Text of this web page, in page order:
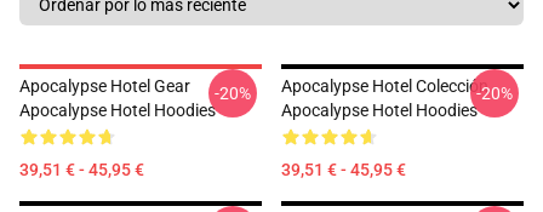
Apocalypse Hotel Gear
Apocalypse Hotel Hoodies
39,51 € - 45,95 €
-20%
Apocalypse Hotel Colección
Apocalypse Hotel Hoodies
39,51 € - 45,95 €
-20%